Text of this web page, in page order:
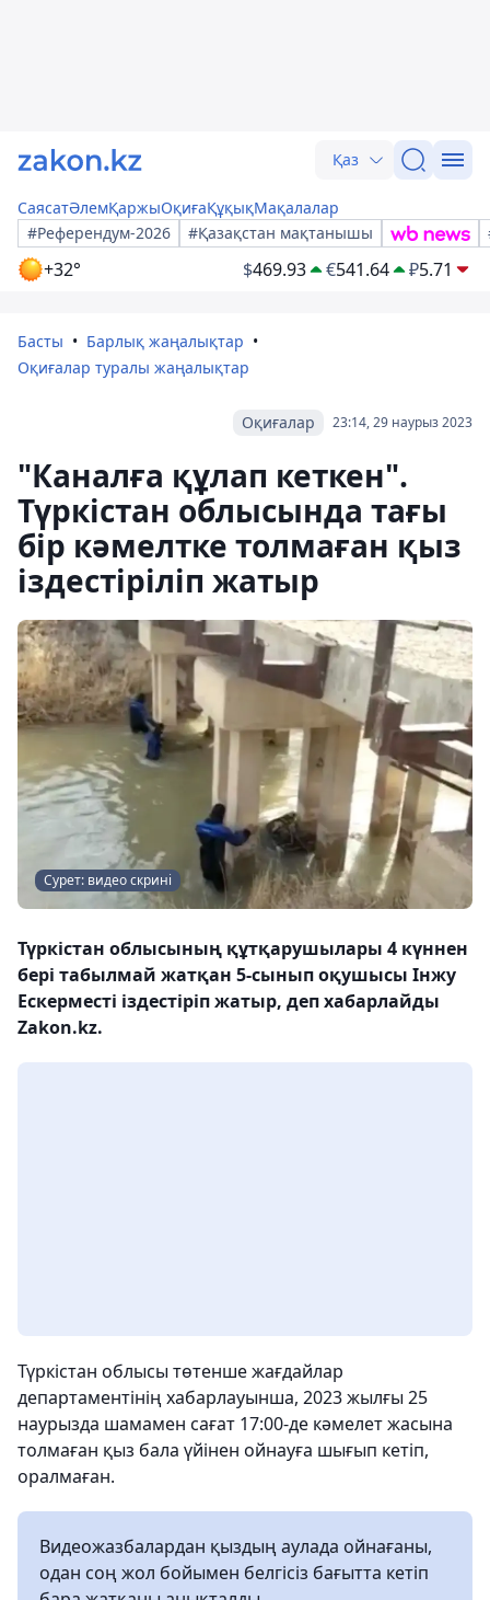
Қаз
СаясатӘлемҚаржыОқиғаҚұқықМақалалар
#Референдум-2026
#Қазақстан мақтанышы
+32° $469.93 €541.64 ₽5.71
Басты
Барлық жаңалықтар
Оқиғалар туралы жаңалықтар
23:14, 29 наурыз 2023
Оқиғалар
"Каналға құлап кеткен".
Түркістан облысында тағы
бір кәмелтке толмаған қыз
іздестіріліп жатыр
Сурет: видео скрині
Түркістан облысының құтқарушылары 4 күннен
бері табылмай жатқан 5-сынып оқушысы Інжу
Ескерместі іздестіріп жатыр, деп хабарлайды
Zakon.kz.
Түркістан облысы төтенше жағдайлар
департаментінің хабарлауынша, 2023 жылғы 25
наурызда шамамен сағат 17:00-де кәмелет жасына
толмаған қыз бала үйінен ойнауға шығып кетіп,
оралмаған.
Видеожазбалардан қыздың аулада ойнағаны,
одан соң жол бойымен белгісіз бағытта кетіп